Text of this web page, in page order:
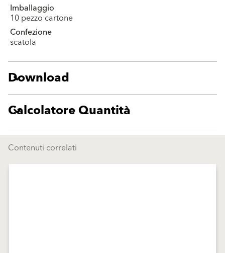
Imballaggio
10 pezzo cartone
Confezione
scatola
Download
Calcolatore Quantità
Contenuti correlati